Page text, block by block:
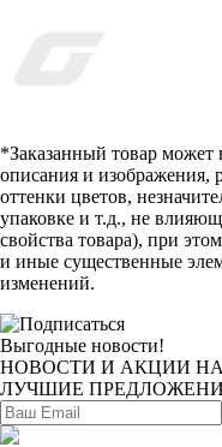
*Заказанный товар может
описания и изображения,
оттенки цветов,
упаковке и т.д., не
свойства товара), при
и иные существенные
изменений.
Выгодные новости!
НОВОСТИ И АКЦИИ
ЛУЧШИЕ